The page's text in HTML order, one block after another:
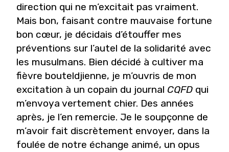
direction qui ne m’excitait pas vraiment.
Mais bon, faisant contre mauvaise fortune
bon cœur, je décidais d’étouffer mes
préventions sur l’autel de la solidarité avec
les musulmans. Bien décidé à cultiver ma
fièvre bouteldjienne, je m’ouvris de mon
excitation à un copain du journal CQFD qui
m’envoya vertement chier. Des années
après, je l’en remercie. Je le soupçonne de
m’avoir fait discrètement envoyer, dans la
foulée de notre échange animé, un opus